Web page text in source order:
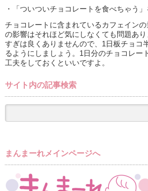
・「ついついチョコレートを食べちゃう
チョコレートに含まれているカフェイン
の影響はそれほど気にしなくても問題あ
すぎは良くありませんので、1日板チョコ
るようにしましょう。1日分のチョコレー
工夫をしておくといいですよ。
サイト内の記事検索
まんまーれメインページへ